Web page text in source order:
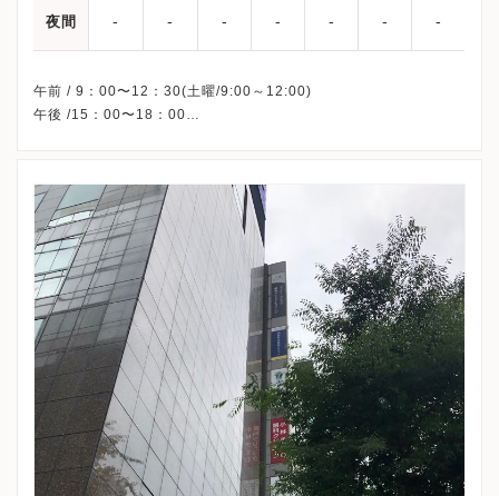
夜間 - - - - - - -
午前 / 9：00〜12：30(土曜/9:00～12:00)
午後 /15：00〜18：00